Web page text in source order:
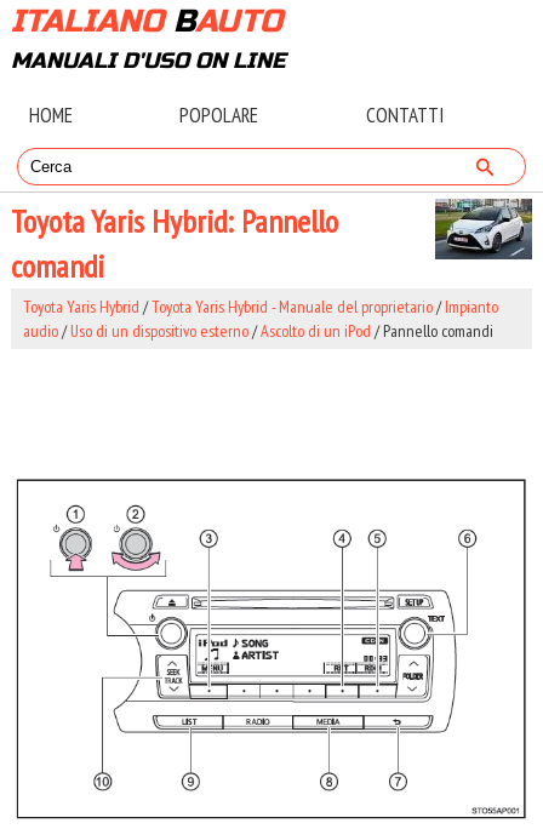
ITALIANOBAUTO
MANUALI D'USO ON LINE
HOME POPOLARE CONTATTI
Toyota Yaris Hybrid: Pannello
comandi
Toyota Yaris Hybrid /Toyota Yaris Hybrid - Manuale del proprietario/Impianto
audio/Uso di un dispositivo esterno/Ascolto di un iPod / Pannello comandi